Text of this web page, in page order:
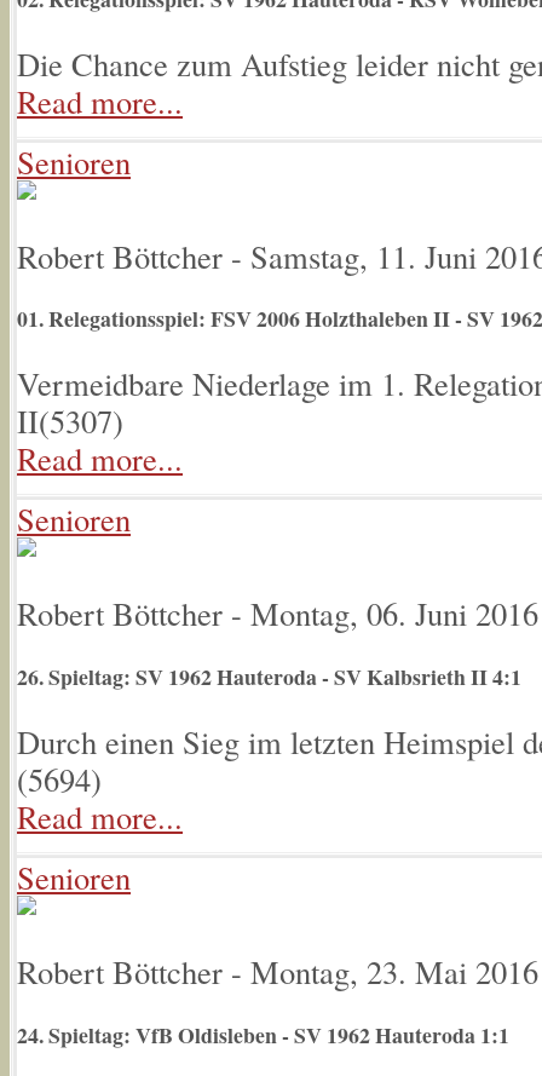
Die Chance zum Aufstieg leider nicht
Read more...
Senioren
Robert Böttcher - Samstag, 11. Juni
01. Relegationsspiel: FSV 2006 Holzthaleben II - SV
Vermeidbare Niederlage im 1.
II(5307)
Read more...
Senioren
Robert Böttcher - Montag, 06. Juni 2016
26. Spieltag: SV 1962 Hauteroda - SV Kalbsrieth II 4:1
Durch einen Sieg im letzten Heimspiel
(5694)
Read more...
Senioren
Robert Böttcher - Montag, 23. Mai 2016
24. Spieltag: VfB Oldisleben - SV 1962 Hauteroda 1:1